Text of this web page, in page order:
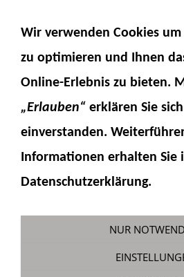
PC228
Komatsu PC228
Wir verwenden Cookies
zu optimieren und Ihnen
Online-Erlebnis zu bieten.
„Erlauben“ erklären Sie
einverstanden.
Informationen erhalten Sie
Datenschutzerklärung.
NUR